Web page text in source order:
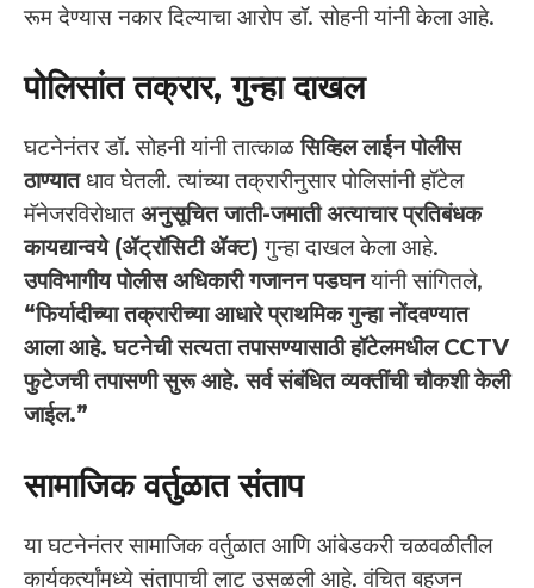
रूम देण्यास नकार दिल्याचा आरोप डॉ. सोहनी यांनी केला आहे.
पोलिसांत तक्रार, गुन्हा दाखल
घटनेनंतर डॉ. सोहनी यांनी तात्काळसिव्हिल लाईन पोलीस
ठाण्यातधाव घेतली. त्यांच्या तक्रारीनुसार पोलिसांनी हॉटेल
मॅनेजरविरोधात अनुसूचित जाती-जमाती अत्याचार प्रतिबंधक
कायद्यान्वये (ॲट्रॉसिटी ॲक्ट) गुन्हा दाखल केला आहे.
उपविभागीय पोलीस अधिकारी गजानन पडघनयांनी सांगितले,
“फिर्यादीच्या तक्रारीच्या आधारे प्राथमिक गुन्हा नोंदवण्यात
आला आहे. घटनेची सत्यता तपासण्यासाठी हॉटेलमधील CCTV
फुटेजची तपासणी सुरू आहे. सर्व संबंधित व्यक्तींची चौकशी केली
जाईल.”
सामाजिक वर्तुळात संताप
या घटनेनंतर सामाजिक वर्तुळात आणि आंबेडकरी चळवळीतील
कार्यकर्त्यांमध्ये संतापाची लाट उसळली आहे. वंचित बहुजन